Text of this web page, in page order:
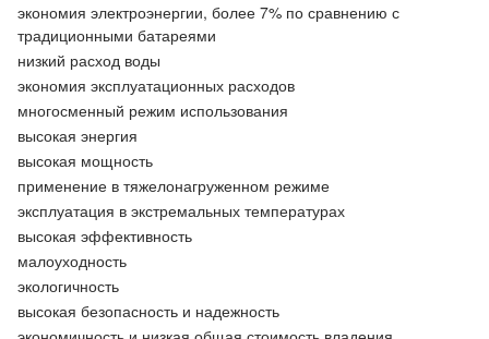
экономия электроэнергии, более 7% по сравнению с
традиционными батареями
низкий расход воды
экономия эксплуатационных расходов
многосменный режим использования
высокая энергия
высокая мощность
применение в тяжелонагруженном режиме
эксплуатация в экстремальных температурах
высокая эффективность
малоуходность
экологичность
высокая безопасность и надежность